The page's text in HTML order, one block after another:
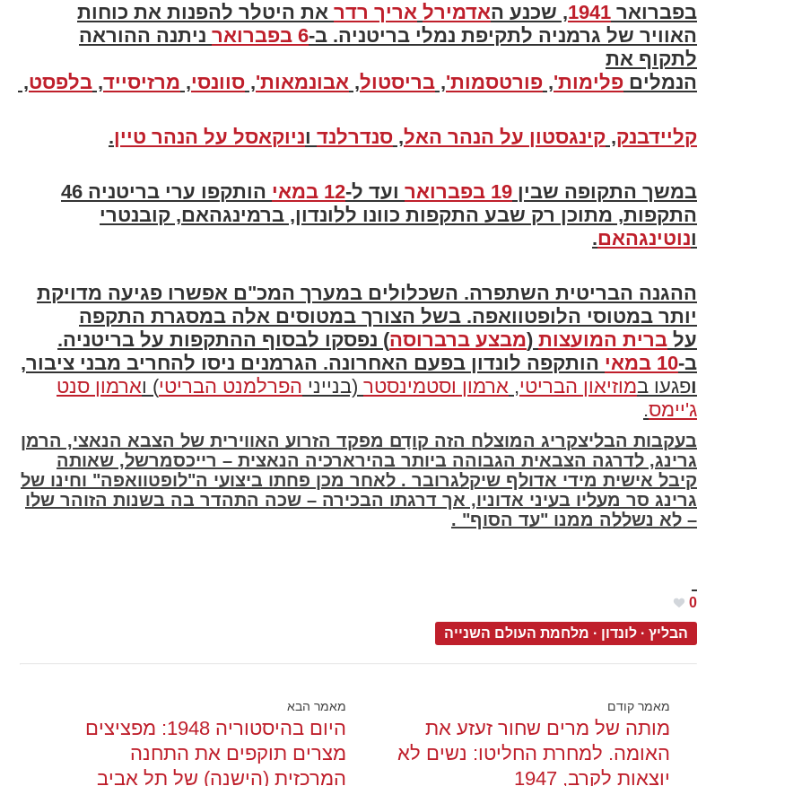
בפברואר 1941, שכנע האדמירל אריך רדר את היטלר להפנות את כוחות
האוויר של גרמניה לתקיפת נמלי בריטניה. ב-6 בפברואר
ניתנה ההוראה
לתקוף את
הנמלים פלימות', פורטסמות', בריסטול, אבונמאות', סוונסי, מרזיסייד, בלפסט,
קליידבנק, קינגסטון על הנהר האל, סנדרלנד וניוקאסל על הנהר טיין.
במשך התקופה שבין 19 בפברואר ועד ל-12 במאי
הותקפו ערי בריטניה 46
התקפות, מתוכן רק שבע התקפות כוונו ללונדון, ברמינגהאם, קובנטרי
ונוטינגהאם.
ההגנה הבריטית השתפרה. השכלולים במערך המכ"ם אפשרו פגיעה מדויקת
יותר במטוסי הלופטוואפה. בשל הצורך במטוסים אלה במסגרת התקפה
על ברית המועצות (מבצע ברברוסה) נפסקו לבסוף ההתקפות על בריטניה.
ב-10 במאי
הותקפה לונדון בפעם האחרונה. הגרמנים ניסו להחריב מבני ציבור,
ופגעו במוזיאון הבריטי, ארמון וסטמינסטר (בנייני הפרלמנט הבריטי) וארמון סנט
ג'יימס.
בעקבות הבליצקריג המוצלח הזה קודָם מפקד הזרוע האווירית של הצבא הנאצי, הרמן
גרינג, לדרגה הצבאית הגבוהה ביותר בהירארכיה הנאצית – רייכסמרשל, שאותה
קיבל אישית מידי אדולף שיקלגרובר . לאחר מכן פחתו ביצועי ה"לופטוואפה" וחינו של
גרינג סר מעליו בעיני אדוניו, אך דרגתו הבכירה – שכה התהדר בה בשנות הזוהר שלו
– לא נשללה ממנו "עד הסוף" .
0
הבליץ · לונדון · מלחמת העולם השנייה
מאמר קודם
מותה של מרים שחור זעזע את
האומה. למחרת החליטו: נשים לא
יוצאות לקרב, 1947
מאמר הבא
היום בהיסטוריה 1948: מפציצים
מצרים תוקפים את התחנה
המרכזית (הישנה) של תל אביב